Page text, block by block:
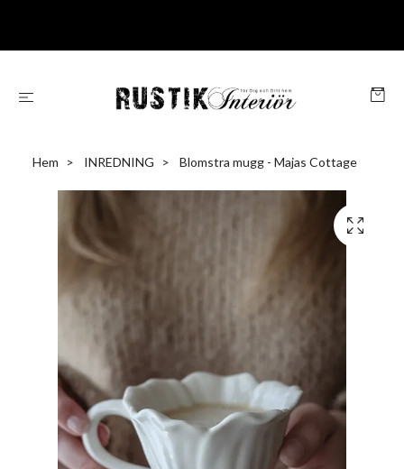
Hem INREDNING Blomstra mugg - Majas Cottage